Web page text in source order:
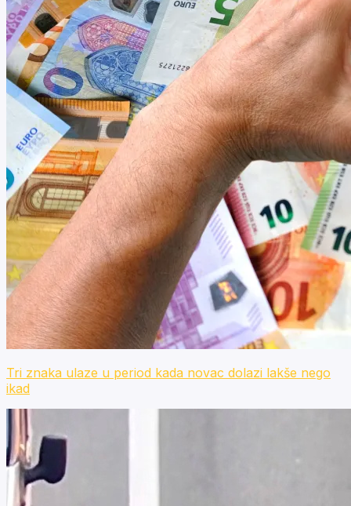
Tri znaka ulaze u period kada novac dolazi lakše nego
ikad